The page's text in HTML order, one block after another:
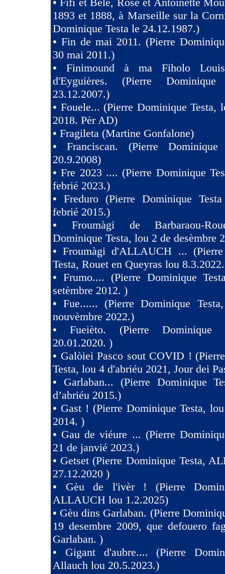
1893 et 1888, à Marseille sur la
Dominique Testa le 24.12.1987.)
• Fin de mai 2011. (Pierre
30 mai 2011.)
• Finimound à ma Fiholo
d'Eyguières. (Pierre
23.12.2007.)
• Fouele... (Pierre Dominique Testa,
2018. Pèr AD)
• Fragileta (Martine Gonfalone)
•Franciscan. (Pierre
20.9.2008)
•Fre 2023 .... (Pierre Dominique
febrié 2023.)
• Freduro (Pierre Dominique
febrié 2015.)
• Froumàgi de Barbaraou-
Dominique Testa, lou 2 de desèmbre
•Froumàgi d'ALLAUCH ...
Testa, Rouet en Queyras lou
• Frumo.... (Pierre Dominique
setèmbre 2012. )
•Fue...... (Pierre Dominique
nouvèmbre 2022.)
•Fueièto. (Pierre Dominique
20.01.2020. )
• Galòiei Pasco sout COVID !
Testa, lou 4 d'abriéu 2021, Jour dei
• Garlaban... (Pierre Dominique
d’abriéu 2015.)
• Gast ! (Pierre Dominique Testa,
2014. )
• Gau de viéure ... (Pierre
21 de janvié 2023.)
• Getset (Pierre Dominique Testa,
27.12.2020 )
• Gèu de l'ivèr ! (Pierre
ALLAUCH lou 1.2.2025)
• Gèu dins Garlaban. (Pierre
19 desembre 2009, que defouero
Garlaban. )
• Gigant d'aubre.... (Pierre
Allauch lou 20.5.2023.)